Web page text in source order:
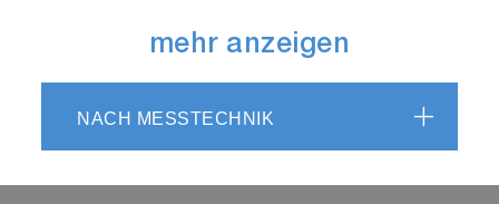
mehr anzeigen
NACH MESSTECHNIK